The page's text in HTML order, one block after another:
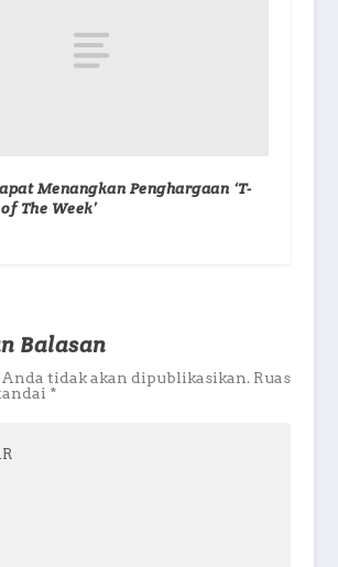
Menangkan Penghargaan ‘T-
The Week’
Balasan
tidak akan dipublikasikan. Ruas
*